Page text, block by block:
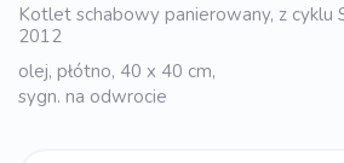
Kotlet schabowy panierowany, z cyklu
2012
olej, płótno, 40 x 40 cm,
sygn. na odwrocie